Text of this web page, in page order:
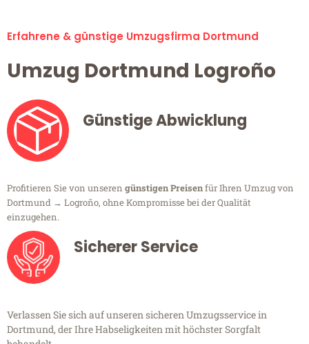
Erfahrene & günstige Umzugsfirma Dortmund
Umzug Dortmund Logroño
Günstige Abwicklung
Profitieren Sie von unseren günstigen Preisenfür Ihren Umzug von
Dortmund → Logroño, ohne Kompromisse bei der Qualität
einzugehen.
Sicherer Service
Verlassen Sie sich auf unseren sicheren Umzugsservice in
Dortmund, der Ihre Habseligkeiten mit höchster Sorgfalt